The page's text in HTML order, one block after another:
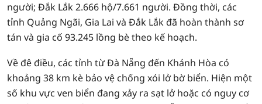
người; Đắk Lắk 2.666 hộ/7.661 người. Đồng thời, các
tỉnh Quảng Ngãi, Gia Lai và Đắk Lắk đã hoàn thành sơ
tán và gia cố 93.245 lồng bè theo kế hoạch.
Về đê điều, các tỉnh từ Đà Nẵng đến Khánh Hòa có
khoảng 38 km kè bảo vệ chống xói lở bờ biển. Hiện một
số khu vực ven biển đang xảy ra sạt lở hoặc có nguy cơ